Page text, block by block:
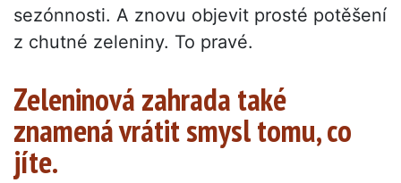
sezónnosti. A znovu objevit prosté potěšení
z chutné zeleniny. To pravé.
Zeleninová zahrada také
znamená vrátit smysl tomu, co
jíte.